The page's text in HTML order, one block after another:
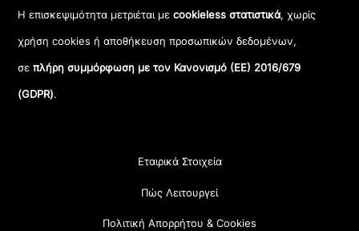
Η επισκεψιμότητα μετριέται μεcookieless στατιστικά, χωρίς
χρήση cookies ή αποθήκευση προσωπικών δεδομένων,
σεπλήρη συμμόρφωση με τον Κανονισμό (ΕΕ) 2016/679
(GDPR).
Εταιρικά Στοιχεία
Πώς Λειτουργεί
Πολιτική Απορρήτου & Cookies